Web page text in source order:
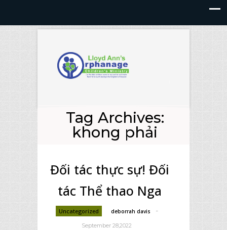
Tag Archives:
khong phải
Đối tác thực sự! Đối
tác Thể thao Nga
Uncategorized deborrah davis -
September 28,2022